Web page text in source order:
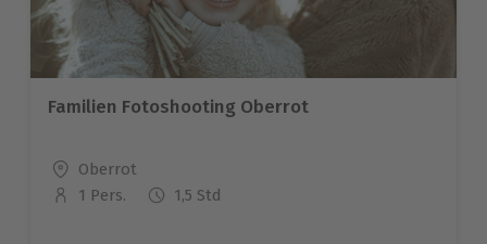
Familien Fotoshooting Oberrot
Standort
Oberrot
Anzahl der Teilnehmer
1 Pers. 1,5 Std